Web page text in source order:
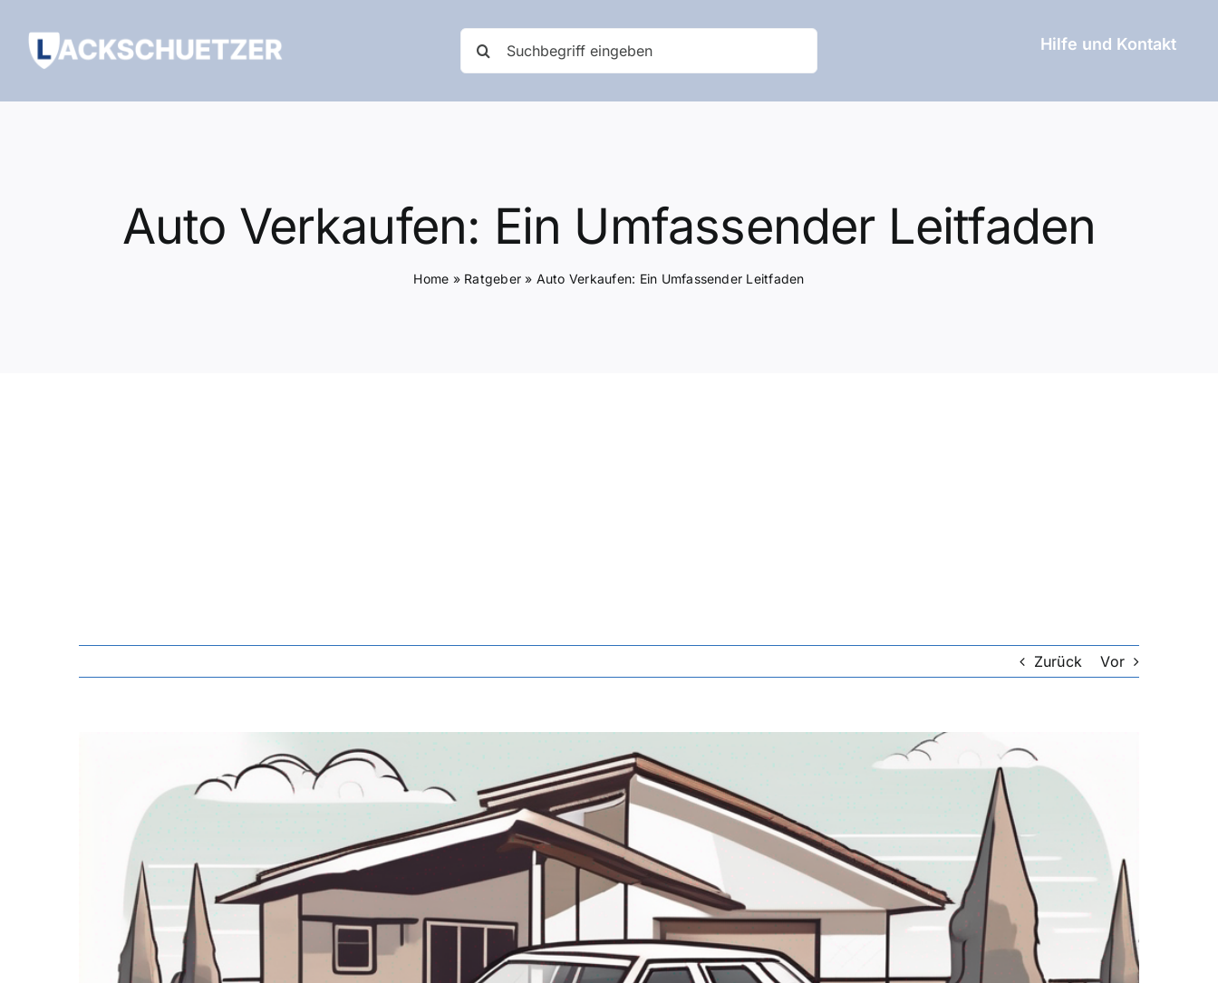
Inhalt
springen
nach:
Hilfe und Kontakt
Auto Verkaufen: Ein Umfassender Leitfaden
Home » Ratgeber » Auto Verkaufen: Ein Umfassender Leitfaden
Zurück Vor